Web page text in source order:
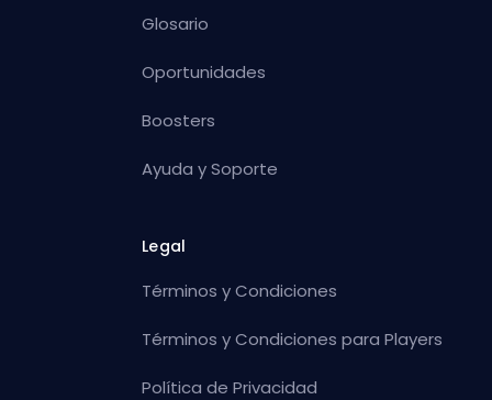
Glosario
Oportunidades
Boosters
Ayuda y Soporte
Legal
Términos y Condiciones
Términos y Condiciones para Players
Política de Privacidad